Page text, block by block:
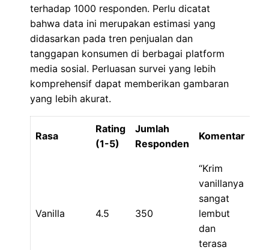
terhadap 1000 responden. Perlu dicatat
bahwa data ini merupakan estimasi yang
didasarkan pada tren penjualan dan
tanggapan konsumen di berbagai platform
media sosial. Perluasan survei yang lebih
komprehensif dapat memberikan gambaran
yang lebih akurat.
Rasa
Rating
(1-5)
Jumlah
Responden
Komentar
Vanilla 4.5 350
“Krim
vanillanya
sangat
lembut
dan
terasa